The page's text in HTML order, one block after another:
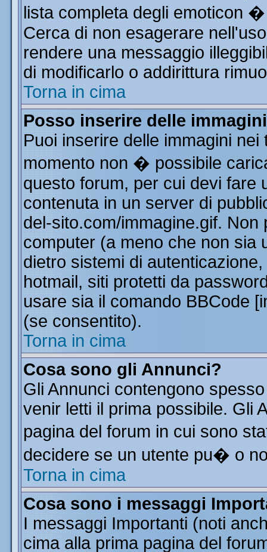
lista completa degli emoticon
Cerca di non esagerare
rendere una messaggio
di modificarlo o addirittura
Torna in cima
Posso inserire delle
Puoi inserire delle immagini
momento non � possibile
questo forum, per cui devi fare
contenuta in un server di
del-sito.com/immagine.gif.
computer (a meno che non sia
dietro sistemi di
hotmail, siti protetti da
usare sia il comando BBCode
(se consentito).
Torna in cima
Cosa sono gli Annunci?
Gli Annunci contengono
venir letti il prima possibile. Gli
pagina del forum in cui sono
decidere se un utente pu� o
Torna in cima
Cosa sono i messaggi
I messaggi Importanti (noti
cima alla prima pagina del